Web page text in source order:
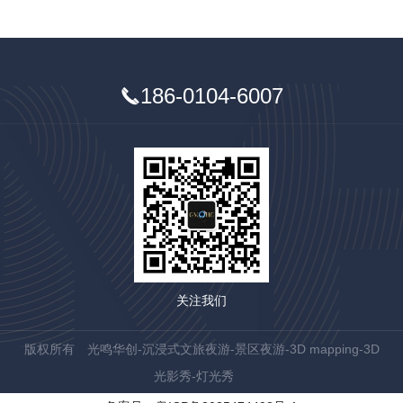
186-0104-6007
关注我们
版权所有 光鸣华创-沉浸式文旅夜游-景区夜游-3D mapping-3D
光影秀-灯光秀